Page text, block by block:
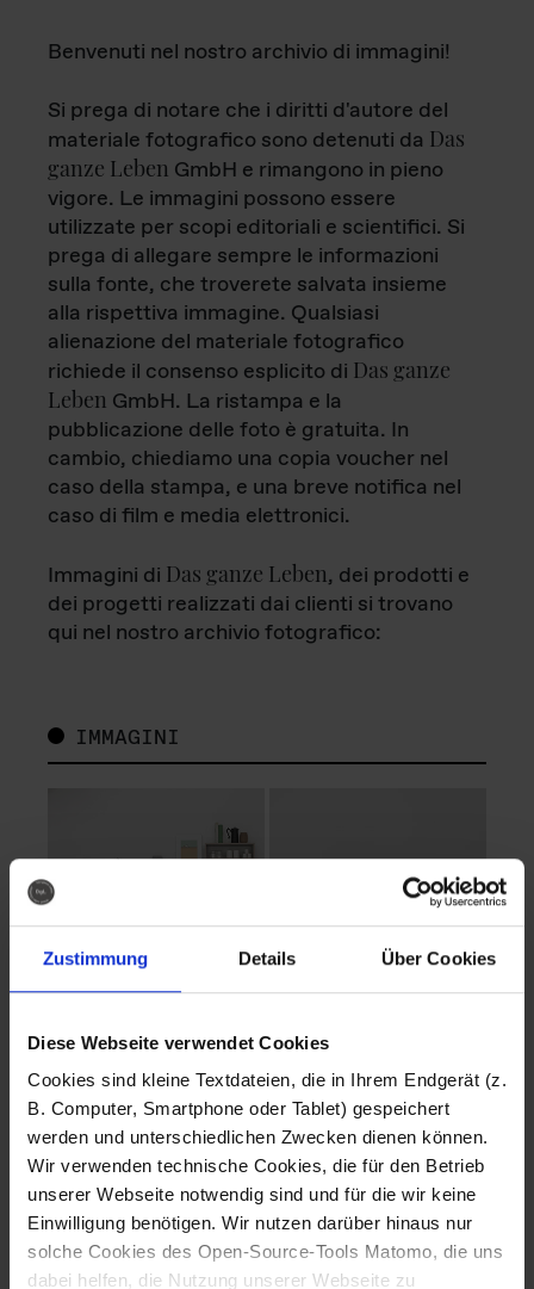
Zustimmung Details Über Cookies
Diese Webseite verwendet Cookies
Cookies sind kleine Textdateien, die in Ihrem Endgerät (z.
B. Computer, Smartphone oder Tablet) gespeichert
werden und unterschiedlichen Zwecken dienen können.
Wir verwenden technische Cookies, die für den Betrieb
unserer Webseite notwendig sind und für die wir keine
Einwilligung benötigen. Wir nutzen darüber hinaus nur
solche Cookies des Open-Source-Tools Matomo, die uns
dabei helfen, die Nutzung unserer Webseite zu
Benvenuti nel nostro archivio di immagini!
Si prega di notare che i diritti d'autore del
materiale fotografico sono detenuti da Das
ganze Leben GmbH e rimangono in pieno
vigore. Le immagini possono essere
utilizzate per scopi editoriali e scientifici. Si
prega di allegare sempre le informazioni
sulla fonte, che troverete salvata insieme
alla rispettiva immagine. Qualsiasi
alienazione del materiale fotografico
richiede il consenso esplicito di Das ganze
Leben GmbH. La ristampa e la
pubblicazione delle foto è gratuita. In
cambio, chiediamo una copia voucher nel
caso della stampa, e una breve notifica nel
caso di film e media elettronici.
Immagini di Das ganze Leben, dei prodotti e
dei progetti realizzati dai clienti si trovano
qui nel nostro archivio fotografico:
IMMAGINI
Fotografo: Lorenz
Sternbach
Download
Fotografo: Lorenz
Sternbach
Download